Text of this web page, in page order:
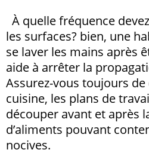
À quelle fréquence
les surfaces? bien, une
se laver les mains après
aide à arrêter la
Assurez-vous toujours
cuisine, les plans de
découper avant et après
d’aliments pouvant
nocives.